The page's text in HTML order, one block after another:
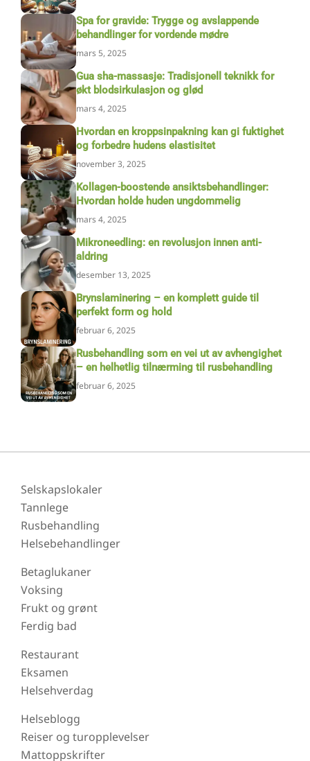
Spa for gravide: Trygge og avslappende
behandlinger for vordende mødre
mars 5, 2025
Gua sha-massasje: Tradisjonell teknikk for
økt blodsirkulasjon og glød
mars 4, 2025
Hvordan en kroppsinpakning kan gi fuktighet
og forbedre hudens elastisitet
november 3, 2025
Kollagen-boostende ansiktsbehandlinger:
Hvordan holde huden ungdommelig
mars 4, 2025
Mikroneedling: en revolusjon innen anti-
aldring
desember 13, 2025
Brynslaminering – en komplett guide til
perfekt form og hold
februar 6, 2025
Rusbehandling som en vei ut av avhengighet
– en helhetlig tilnærming til rusbehandling
februar 6, 2025
Selskapslokaler
Tannlege
Rusbehandling
Helsebehandlinger
Betaglukaner
Voksing
Frukt og grønt
Ferdig bad
Restaurant
Eksamen
Helsehverdag
Helseblogg
Reiser og turopplevelser
Mattoppskrifter